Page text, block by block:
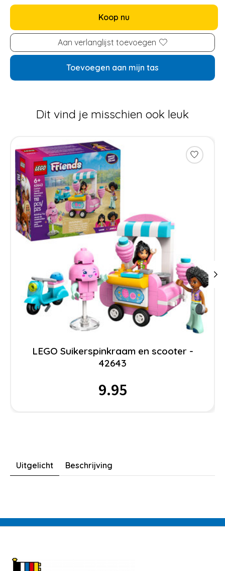
Koop nu
Aan verlanglijst toevoegen
Toevoegen aan mijn tas
Dit vind je misschien ook leuk
Items van productcarrousel
LEGO Suikerspinkraam en scooter -
42643
9.95
Uitgelicht Beschrijving